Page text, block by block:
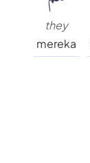
they
mereka